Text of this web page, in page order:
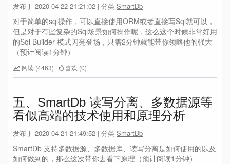
发布于 2020-04-22 21:21:02 | 分类 SmartDb
对于简单的sql操作，可以直接使用ORM或者直接写Sql就可以，
但是对于有些复杂的Sql场景如何操作呢，这么这个时候非常好用
的Sql Builder 模式闪亮登场，只需2分钟就能带你领略他的强大
（预计阅读1分钟）
阅读 (4463) 喜欢 (0)
五、SmartDb 读写分离、多数据源等
看似高端的技术使用和原理分析
发布于 2020-04-21 21:49:52 | 分类 SmartDb
SmartDb 支持多数据源、多数据库、读写分离是如何使用的以及
如何做到的，那么这次带你去看下原理（预计阅读1分钟）